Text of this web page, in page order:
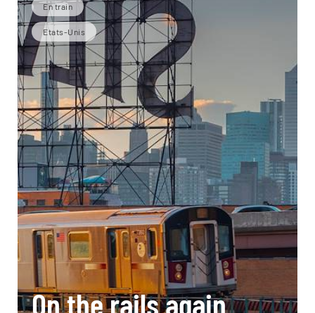
En train
Etats-Unis
On the rails again